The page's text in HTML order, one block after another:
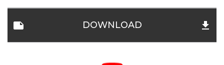
note DOWNLOAD file_download